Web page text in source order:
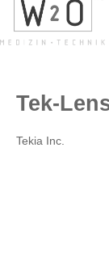
springen
Tek-
Tekia Inc.